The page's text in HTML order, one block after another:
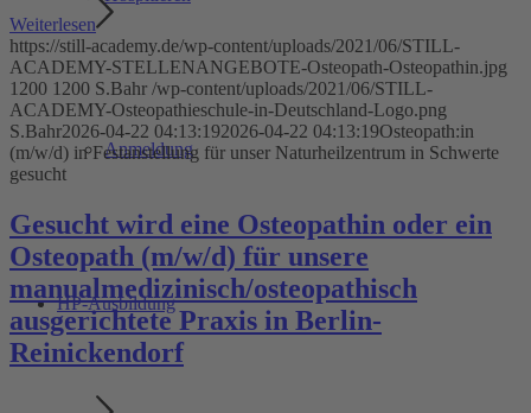
Anmeldung
HP-Ausbildung
Weiterlesen
https://still-academy.de/wp-content/uploads/2021/06/STILL-
ACADEMY-STELLENANGEBOTE-Osteopath-Osteopathin.jpg
1200 1200 S.Bahr /wp-content/uploads/2021/06/STILL-
ACADEMY-Osteopathieschule-in-Deutschland-Logo.png
S.Bahr2026-04-22 04:13:192026-04-22 04:13:19Osteopath:in
(m/w/d) in Festanstellung für unser Naturheilzentrum in Schwerte
gesucht
Gesucht wird eine Osteopathin oder ein
Osteopath (m/w/d) für unsere
manualmedizinisch/osteopathisch
ausgerichtete Praxis in Berlin-
Reinickendorf